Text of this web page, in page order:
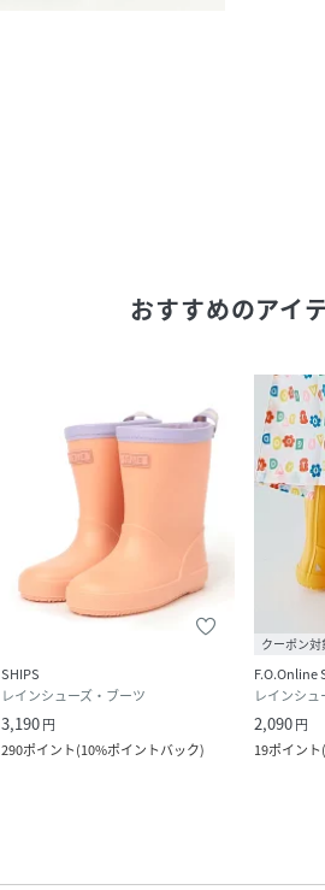
おすすめのアイ
SHIPS
レインシューズ・ブーツ
3,190円
290ポイント(10%ポイントバック)
クーポン対
F.O.Online
レインシュ
2,090円
19ポイント(